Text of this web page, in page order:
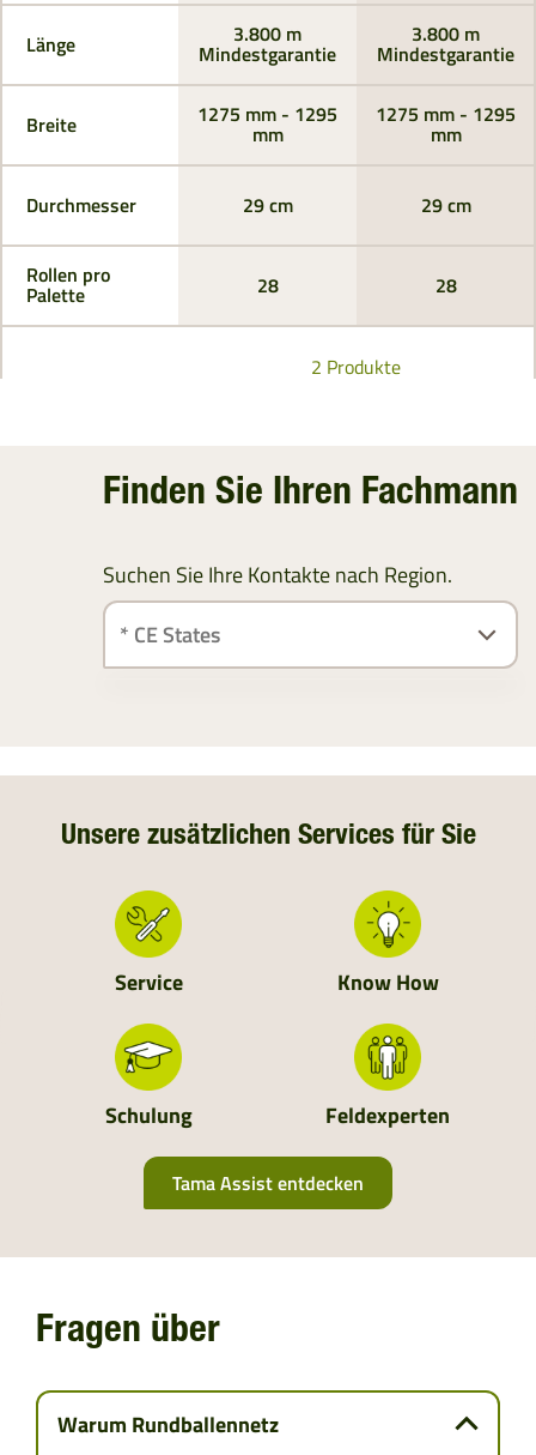
Länge
Breite
Durchmesser
Rollen pro
Palette
3.800 m
Mindestgarantie
3.800 m
Mindestgarantie
1275 mm - 1295
mm
1275 mm - 1295
mm
29 cm 29 cm
28 28
2 Produkte
Finden Sie Ihren Fachmann
Suchen Sie Ihre Kontakte nach Region.
SÜDDEUTSCHLAND
DEUTSCHLAND
NIEDERLANDE
SCHWEIZ
MOLDAVIEN
UKRAINE
ALBANIEN
BOSNIEN UND HERZEGOWINA
KROATIEN
Unsere zusätzlichen Services für Sie
Service Know How
Schulung Feldexperten
Tama Assist entdecken
Fragen über
Warum Rundballennetz